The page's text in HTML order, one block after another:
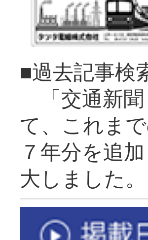
■過去記事
「交通新
て、これま
７年分を追
大しま